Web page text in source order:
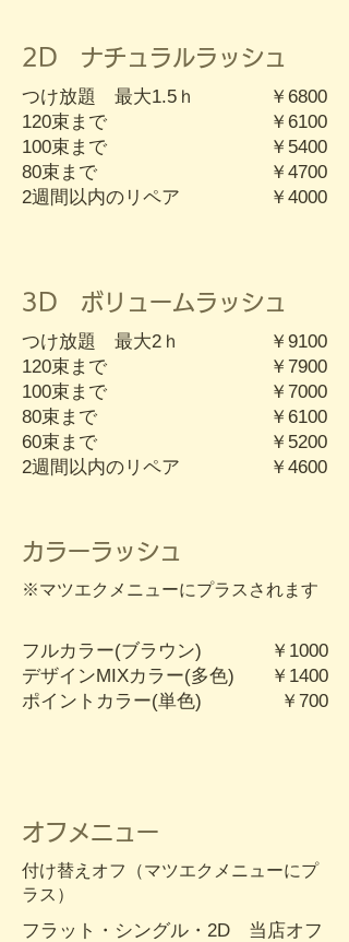
2D ナチュラルラッシュ
つけ放題 最大1.5ｈ
120束まで
100束まで
80束まで
​2週間以内のリペア
￥6800
￥6100
￥5400
￥4700
​￥4000
3D ボリュームラッシュ
つけ放題 最大2ｈ
120束まで
100束まで
80束まで
60束まで
​2週間以内のリペア
￥9100
￥7900
￥7000
￥6100
￥5200
​￥4600
カラーラッシュ
​※マツエクメニューにプラスされます
フルカラー(ブラウン)
デザインMIXカラー(多色)
ポイントカラー(単色)
￥1000
￥1400
￥700
オフメニュー
​​付け替えオフ（マツエクメニューにプ
ラス）
フラット・シングル・2D 当店オフ